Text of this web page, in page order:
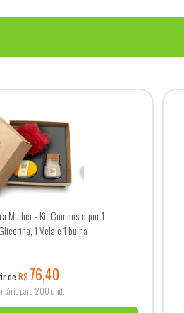
Mulher - Kit Composto por 1
1 Vela e 1 bulha
deR$ 76,40
para 200 und.